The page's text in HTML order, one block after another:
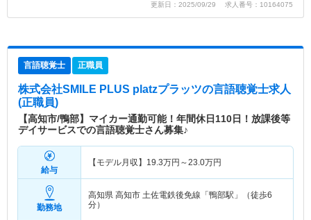
更新日：2025/09/29 求人番号：10164075
言語聴覚士 正職員
株式会社SMILE PLUS platzプラッツの言語聴覚士求人
(正職員)
【高知市/鴨部】マイカー通勤可能！年間休日110日！放課後等
デイサービスでの言語聴覚士さん募集♪
給与
【モデル月収】 19.3万円～23.0万円
勤務地
高知県 高知市 土佐電鉄後免線「鴨部駅」（徒歩6
分）